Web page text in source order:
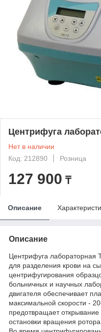
Центрифуга
Нет в наличии
Код: 212890
Розница
127 900 ₸
Описание
Описание
Центрифуга лабораторная
для разделения крови на
центрифугирования
больничных и научных
двигателя обеспечивает
максимальной скорости -
предотвращает
остановки вращения